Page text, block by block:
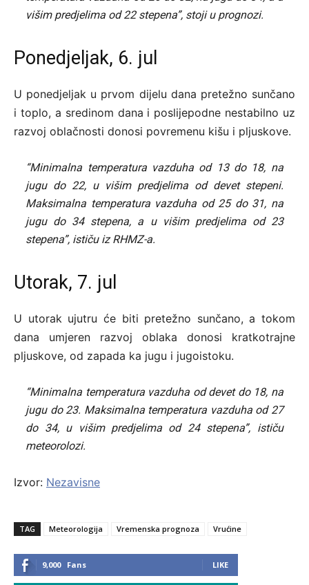
višim predjelima od 22 stepena”, stoji u prognozi.
Ponedjeljak, 6. jul
U ponedjeljak u prvom dijelu dana pretežno sunčano
i toplo, a sredinom dana i poslijepodne nestabilno uz
razvoj oblačnosti donosi povremenu kišu i pljuskove.
“Minimalna temperatura vazduha od 13 do 18, na
jugu do 22, u višim predjelima od devet stepeni.
Maksimalna temperatura vazduha od 25 do 31, na
jugu do 34 stepena, a u višim predjelima od 23
stepena”, ističu iz RHMZ-a.
Utorak, 7. jul
U utorak ujutru će biti pretežno sunčano, a tokom
dana umjeren razvoj oblaka donosi kratkotrajne
pljuskove, od zapada ka jugu i jugoistoku.
“Minimalna temperatura vazduha od devet do 18, na
jugu do 23. Maksimalna temperatura vazduha od 27
do 34, u višim predjelima od 24 stepena”, ističu
meteorolozi.
Izvor: Nezavisne
TAG Meteorologija Vremenska prognoza Vrućine
9,000 Fans LIKE